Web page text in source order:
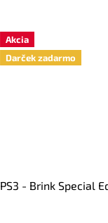
Akcia
Darček zadarmo
PS3 - Brink Special